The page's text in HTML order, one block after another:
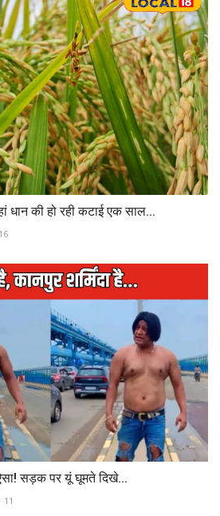
धान की हो रही कटाई एक साल...
16
सड़क पर यूं घूमते दिखे...
11